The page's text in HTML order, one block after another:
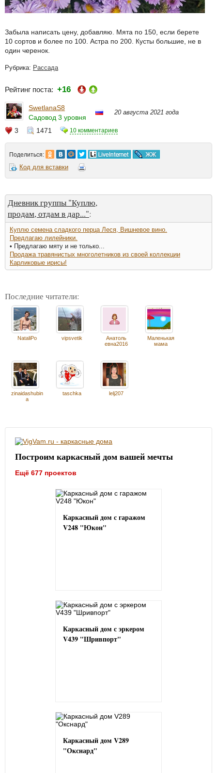
Забыла написать цену, добавляю. Мята по 150, если берете
10 сортов и более по 100. Астра по 200. Кусты большие, не в
один черенок.
Рубрика: Рассада
Рейтинг поста: +16
SwetlanaS8
Садовод 3 уровня
20 августа 2021 года
3 1471 10 комментариев
Поделиться:
Код для вставки
Дневник группы "Куплю,
продам, отдам в дар...":
Куплю семена сладкого перца Леся, Вишневое вино.
Предлагаю лилейники.
• Предлагаю мяту и не только...
Продажа травянистых многолетников из своей коллекции
Карликовые ирисы!
Последние читатели:
NataliPo vipsvetik
Анатоль
евна2016
Маленькая
мама
zinaidashubin
a
taschka lelj207
Построим каркасный дом вашей мечты
Ещё 677 проектов
Каркасный дом с гаражом
V248 "Юкон"
Каркасный дом с эркером
V439 "Шривпорт"
Каркасный дом V289
"Окснард"